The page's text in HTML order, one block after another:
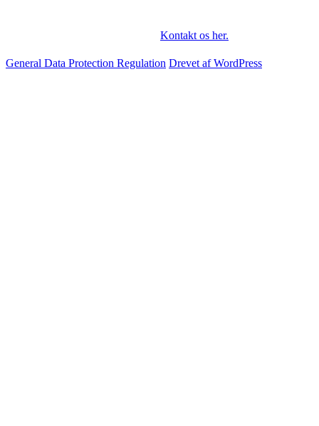
Kontakt os her.
General Data Protection Regulation Drevet af WordPress